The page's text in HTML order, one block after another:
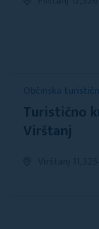
Občinska
Turistično
Virštanj